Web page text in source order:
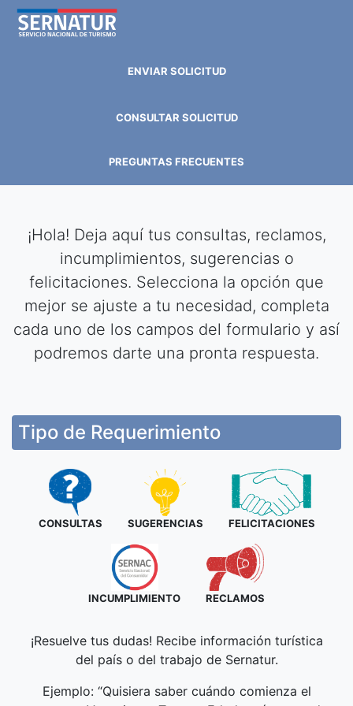
ENVIAR SOLICITUD(current)
CONSULTAR SOLICITUD(current)
PREGUNTAS FRECUENTES
¡Hola! Deja aquí tus consultas, reclamos,
incumplimientos, sugerencias o
felicitaciones. Selecciona la opción que
mejor se ajuste a tu necesidad, completa
cada uno de los campos del formulario y así
podremos darte una pronta respuesta.
Tipo de Requerimiento
CONSULTAS(current)SUGERENCIAS(current)FELICITACIONES
INCUMPLIMIENTO(current)RECLAMOS
¡Resuelve tus dudas! Recibe información turística
del país o del trabajo de Sernatur.
Ejemplo: “Quisiera saber cuándo comienza el